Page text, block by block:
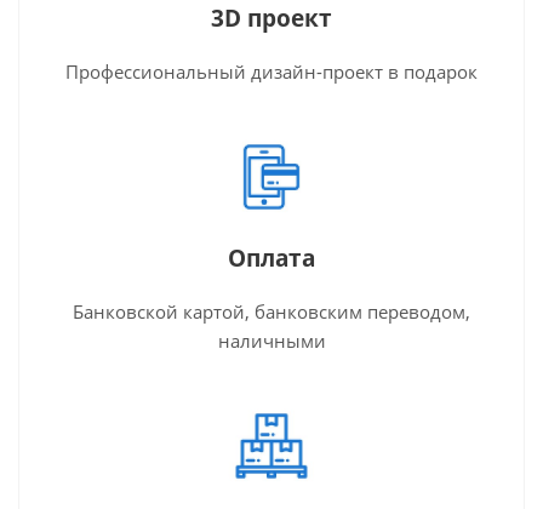
3D проект
Профессиональный дизайн-проект в подарок
Оплата
Банковской картой, банковским переводом,
наличными